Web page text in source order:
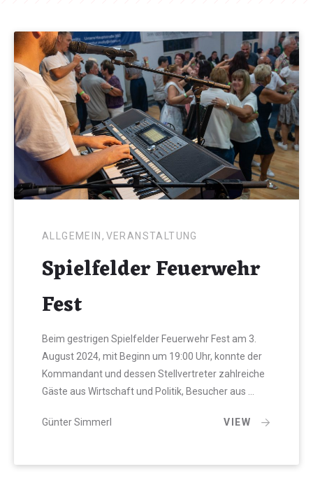
ALLGEMEIN , VERANSTALTUNG
Spielfelder Feuerwehr
Fest
Beim gestrigen Spielfelder Feuerwehr Fest am 3.
August 2024, mit Beginn um 19:00 Uhr, konnte der
Kommandant und dessen Stellvertreter zahlreiche
Gäste aus Wirtschaft und Politik, Besucher aus …
Günter Simmerl VIEW